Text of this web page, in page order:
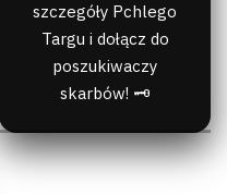
szczegóły Pchlego
Targu i dołącz do
poszukiwaczy
skarbów! 🗝️